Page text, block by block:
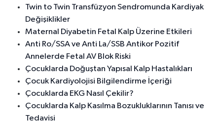
Twin to Twin Transfüzyon Sendromunda Kardiyak
Değişiklikler
Maternal Diyabetin Fetal Kalp Üzerine Etkileri
Anti Ro/SSA ve Anti La/SSB Antikor Pozitif
Annelerde Fetal AV Blok Riski
Çocuklarda Doğuştan Yapısal Kalp Hastalıkları
Çocuk Kardiyolojisi Bilgilendirme İçeriği
Çocuklarda EKG Nasıl Çekilir?
Çocuklarda Kalp Kasılma Bozukluklarının Tanısı ve
Tedavisi